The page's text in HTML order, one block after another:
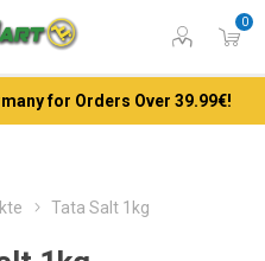
0
for Orders Over 39.99€!
Tata Salt 1kg